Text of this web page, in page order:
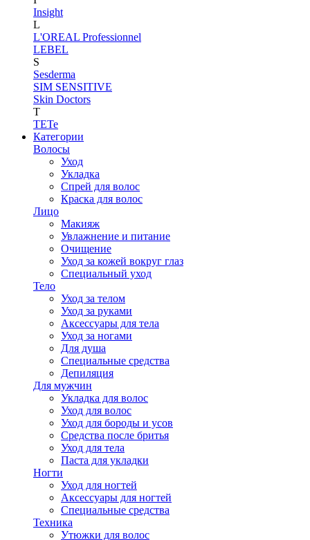
Insight
L
L'OREAL Professionnel
LEBEL
S
Sesderma
SIM SENSITIVE
Skin Doctors
T
TETe
Категории
Волосы
Уход
Укладка
Спрей для волос
Краска для волос
Лицо
Макияж
Увлажнение и питание
Очищение
Уход за кожей вокруг глаз
Специальный уход
Тело
Уход за телом
Уход за руками
Аксессуары для тела
Уход за ногами
Для душа
Специальные средства
Депиляция
Для мужчин
Укладка для волос
Уход для волос
Уход для бороды и усов
Средства после бритья
Уход для тела
Паста для укладки
Ногти
Уход для ногтей
Аксессуары для ногтей
Специальные средства
Техника
Утюжки для волос